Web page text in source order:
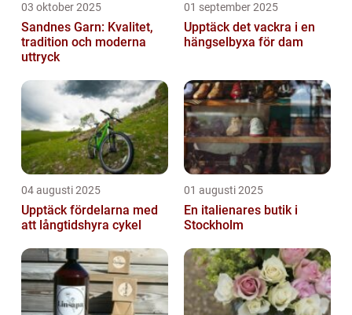
03 oktober 2025
Sandnes Garn: Kvalitet,
tradition och moderna
uttryck
01 september 2025
Upptäck det vackra i en
hängselbyxa för dam
04 augusti 2025
Upptäck fördelarna med
att långtidshyra cykel
01 augusti 2025
En italienares butik i
Stockholm